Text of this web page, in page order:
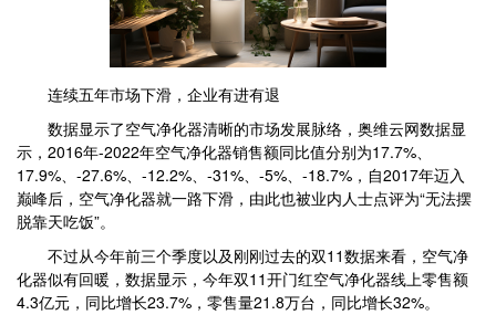
连续五年市场下滑，企业有进有退
数据显示了空气净化器清晰的市场发展脉络，奥维云网数据显
示，2016年-2022年空气净化器销售额同比值分别为17.7%、
17.9%、-27.6%、-12.2%、-31%、-5%、-18.7%，自2017年迈入
巅峰后，空气净化器就一路下滑，由此也被业内人士点评为“无法摆
脱靠天吃饭”。
不过从今年前三个季度以及刚刚过去的双11数据来看，空气净
化器似有回暖，数据显示，今年双11开门红空气净化器线上零售额
4.3亿元，同比增长23.7%，零售量21.8万台，同比增长32%。